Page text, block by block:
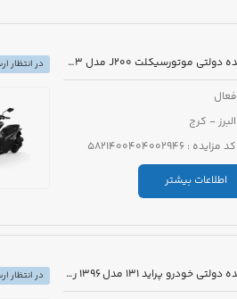
مزایده دولتی موتورسیکلت J200 مدل 1403 رنگ بادمجانی
فعال
البرز - کرج
کد مزایده : 5821400404002946
اطلاعات بیشتر
در انتظار
مزایده دولتی خودرو پراید 131 مدل 1396 رنگ سفید
در انتظار